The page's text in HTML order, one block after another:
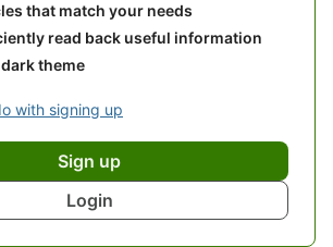
that match your needs
read back useful information
theme
with signing up
Sign up
Login